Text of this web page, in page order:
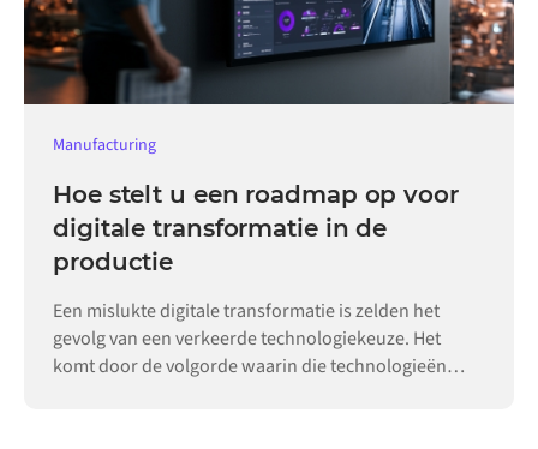
Manufacturing
Hoe stelt u een roadmap op voor
digitale transformatie in de
productie
Een mislukte digitale transformatie is zelden het
gevolg van een verkeerde technologiekeuze. Het
komt door de volgorde waarin die technologieën